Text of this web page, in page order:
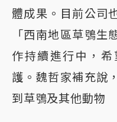
體成果。目前公司
「西南地區草鴞生
作持續進行中，
護。魏哲家補充說
到草鴞及其他動物